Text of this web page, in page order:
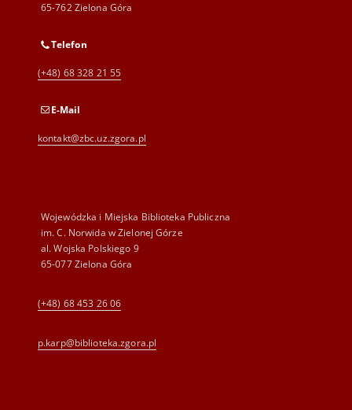
65-762 Zielona Góra
Telefon
(+48) 68 328 21 55
E-Mail
kontakt@zbc.uz.zgora.pl
Wojewódzka i Miejska Biblioteka Publiczna
im. C. Norwida w Zielonej Górze
al. Wojska Polskiego 9
65-077 Zielona Góra
(+48) 68 453 26 06
p.karp@biblioteka.zgora.pl